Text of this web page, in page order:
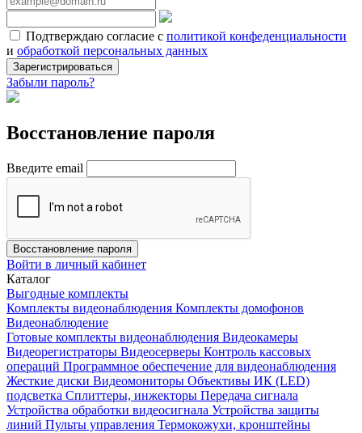
Подтверждаю согласие с политикой конфеденциальности
и обработкой персональных данных
Зарегистрироваться
Забыли пароль?
Восстановление пароля
Введите email
Восстановление пароля
Войти в личный кабинет
Каталог
Выгодные комплекты
Комплекты видеонаблюдения Комплекты домофонов
Видеонаблюдение
Готовые комплекты видеонаблюдения Видеокамеры
Видеорегистраторы Видеосерверы Контроль кассовых
операций Программное обеспечение для видеонаблюдения
Жесткие диски Видеомониторы Объективы ИК (LED)
подсветка Сплиттеры, инжекторы Передача сигнала
Устройства обработки видеосигнала Устройства защиты
линий Пульты управления Термокожухи, кронштейны